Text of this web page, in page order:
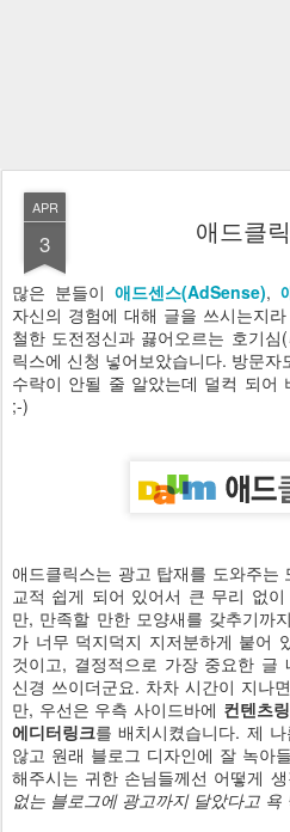
APR
3 애드클
많은 분들이 애드센스(AdSense),
자신의 경험에 대해 글을 쓰시는지
철한 도전정신과 끓어오르는 호기심(
릭스에 신청 넣어보았습니다. 방문
수락이 안될 줄 알았는데 덜컥 되어
;-)
애드클릭스는 광고 탑재를 도와주는
교적 쉽게 되어 있어서 큰 무리 없
만, 만족할 만한 모양새를 갖추기까
가 너무 덕지덕지 지저분하게 붙어
것이고, 결정적으로 가장 중요한 글
신경 쓰이더군요. 차차 시간이 지나
만, 우선은 우측 사이드바에 컨텐츠
에디터링크를 배치시켰습니다. 제
않고 원래 블로그 디자인에 잘 녹아
해주시는 귀한 손님들께선 어떻게
없는 블로그에 광고까지 달았다고